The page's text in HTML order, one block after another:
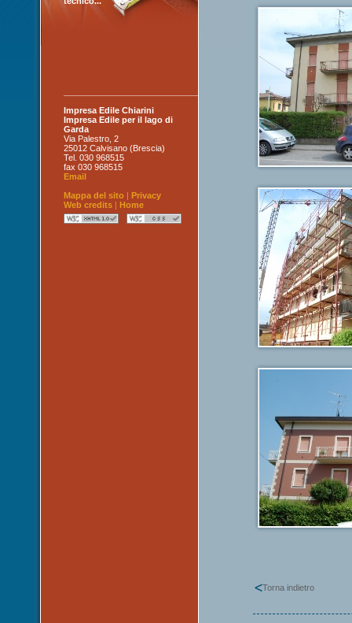
Impresa Edile Chiarini
Impresa Edile per il lago di
Garda
Via Palestro, 2
25012 Calvisano (Brescia)
Tel. 030 968515
fax 030 968515
Email
Mappa del sito | Privacy
Web credits | Home
Torna indietro